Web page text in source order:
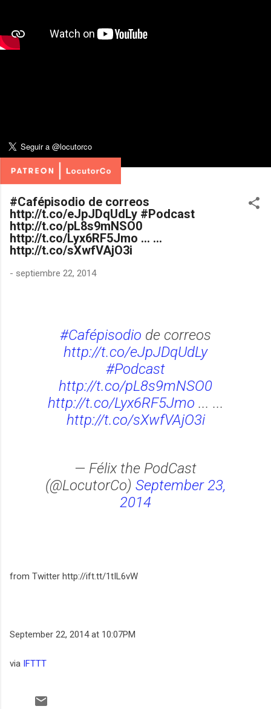
#Cafépisodio de correos
http://t.co/eJpJDqUdLy #Podcast
http://t.co/pL8s9mNSO0
http://t.co/Lyx6RF5Jmo ... ...
http://t.co/sXwfVAjO3i
- septiembre 22, 2014
#Cafépisodio de correos
http://t.co/eJpJDqUdLy
#Podcast
http://t.co/pL8s9mNSO0
http://t.co/Lyx6RF5Jmo ... ...
http://t.co/sXwfVAjO3i
— Félix the PodCast
(@LocutorCo) September 23,
2014
from Twitter http://ift.tt/1tIL6vW
September 22, 2014 at 10:07PM
via IFTTT